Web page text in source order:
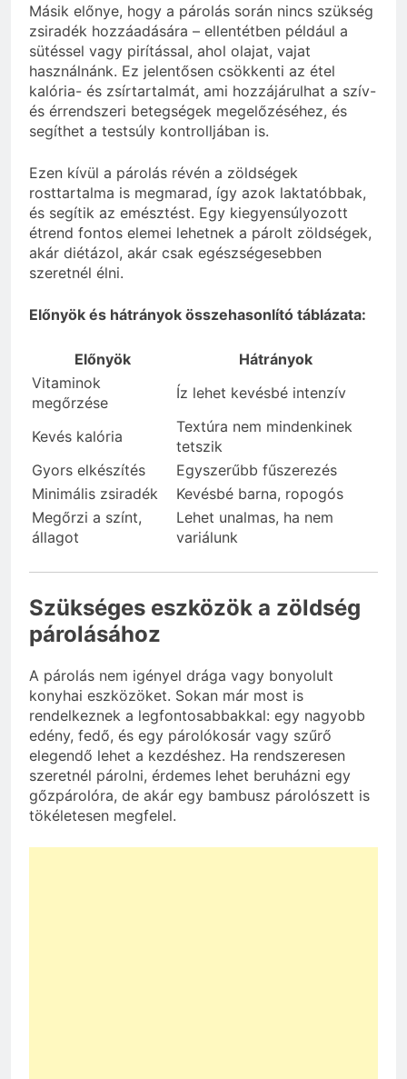
Másik előnye, hogy a párolás során nincs szükség
zsiradék hozzáadására – ellentétben például a
sütéssel vagy pirítással, ahol olajat, vajat
használnánk. Ez jelentősen csökkenti az étel
kalória- és zsírtartalmát, ami hozzájárulhat a szív-
és érrendszeri betegségek megelőzéséhez, és
segíthet a testsúly kontrolljában is.
Ezen kívül a párolás révén a zöldségek
rosttartalma is megmarad, így azok laktatóbbak,
és segítik az emésztést. Egy kiegyensúlyozott
étrend fontos elemei lehetnek a párolt zöldségek,
akár diétázol, akár csak egészségesebben
szeretnél élni.
Előnyök és hátrányok összehasonlító táblázata:
Előnyök
Hátrányok
Vitaminok
megőrzése
Íz lehet kevésbé intenzív
Kevés kalória
Textúra nem mindenkinek
tetszik
Gyors elkészítés
Egyszerűbb fűszerezés
Minimális zsiradék
Kevésbé barna, ropogós
Megőrzi a színt,
állagot
Lehet unalmas, ha nem
variálunk
Szükséges eszközök a zöldség
párolásához
A párolás nem igényel drága vagy bonyolult
konyhai eszközöket. Sokan már most is
rendelkeznek a legfontosabbakkal: egy nagyobb
edény, fedő, és egy párolókosár vagy szűrő
elegendő lehet a kezdéshez. Ha rendszeresen
szeretnél párolni, érdemes lehet beruházni egy
gőzpárolóra, de akár egy bambusz párolószett is
tökéletesen megfelel.